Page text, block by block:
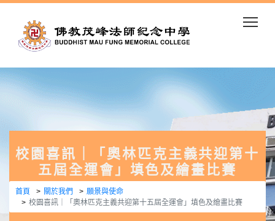
校園喜訊｜「奧林匹克主義共迎第十
五屆全運會」填色及繪畫比賽
首頁 關於我們
願景與使命
校園喜訊｜「奧林匹克主義共迎第十五屆全運會」填色及繪畫比賽